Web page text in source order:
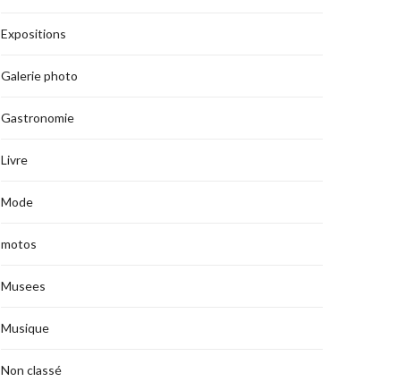
Expositions
Galerie photo
Gastronomie
Livre
Mode
motos
Musees
Musique
Non classé